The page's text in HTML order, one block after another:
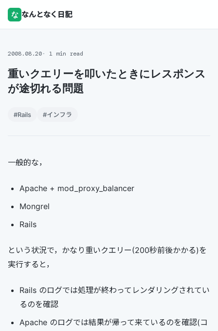
な なんとなく日記
2008.08.20 1 min read
重いクエリーを叩いたときにレスポンス
が途切れる問題
#Rails #インフラ
一般的な，
Apache + mod_proxy_balancer
Mongrel
Rails
という状況で，かなり重いクエリー(200秒前後かかる)を
実行すると，
Rails のログでは処理が終わってレンダリングされてい
るのを確認
Apache のログでは結果が帰って来ているのを確認(コ